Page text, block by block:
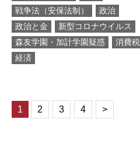
戦争法（安保法制）
政治
政治と金
新型コロナウイルス
森友学園・加計学園疑惑
消費税
経済
1 2 3 4 >